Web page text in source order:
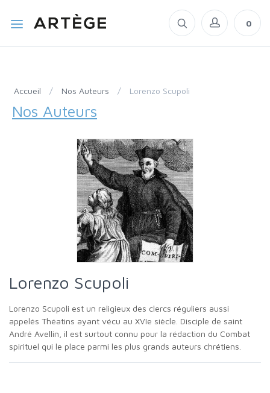
0
Accueil / Nos Auteurs / Lorenzo Scupoli
Nos Auteurs
Lorenzo Scupoli
Lorenzo Scupoli est un religieux des clercs réguliers aussi
appelés Théatins ayant vécu au XVIe siècle. Disciple de saint
André Avellin, il est surtout connu pour la rédaction du Combat
spirituel qui le place parmi les plus grands auteurs chrétiens.